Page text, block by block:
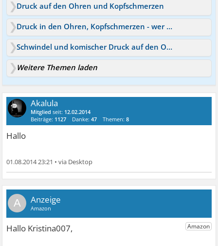
Druck auf den Ohren und Kopfschmerzen
Druck in den Ohren, Kopfschmerzen - wer kennt das?
Schwindel und komischer Druck auf den Ohren
Weitere Themen laden
Akalula
Mitglied seit: 12.02.2014
Beiträge: 1127 Danke:47 Themen:8
Hallo
01.08.2014 23:21 •
A